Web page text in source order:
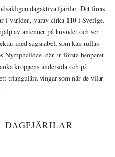
dagaktiva fjärilar. Det finns
i världen, varav cirka 110 i Sverige.
av antenner på huvudet och ser
med sugsnabel, som kan rullas
Nymphalidae, där är första benparet
kroppens undersida och på
triangulära vingar som när de vilar
DAGFJÄRILAR